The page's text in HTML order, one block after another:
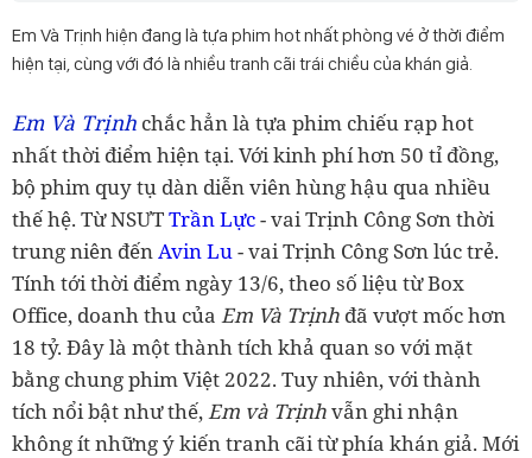
Em Và Trịnh hiện đang là tựa phim hot nhất phòng vé ở thời điểm
hiện tại, cùng với đó là nhiều tranh cãi trái chiều của khán giả.
Em Và Trịnh chắc hẳn là tựa phim chiếu rạp hot
nhất thời điểm hiện tại. Với kinh phí hơn 50 tỉ đồng,
bộ phim quy tụ dàn diễn viên hùng hậu qua nhiều
thế hệ. Từ NSƯTTrần Lực- vai Trịnh Công Sơn thời
trung niên đếnAvin Lu- vai Trịnh Công Sơn lúc trẻ.
Tính tới thời điểm ngày 13/6, theo số liệu từ Box
Office, doanh thu của Em Và Trịnh đã vượt mốc hơn
18 tỷ. Đây là một thành tích khả quan so với mặt
bằng chung phim Việt 2022. Tuy nhiên, với thành
tích nổi bật như thế,Em và Trịnhvẫn ghi nhận
không ít những ý kiến tranh cãi từ phía khán giả. Mới